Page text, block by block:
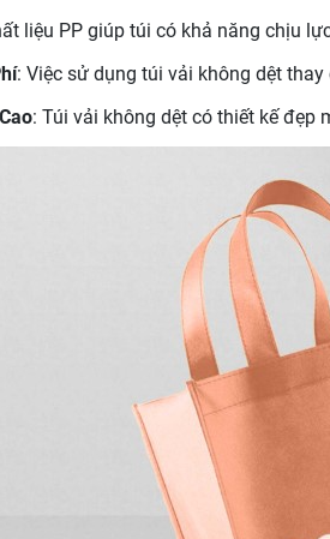
liệu PP giúp túi có khả năng chịu
: Việc sử dụng túi vải không dệt
: Túi vải không dệt có thiết kế đẹp